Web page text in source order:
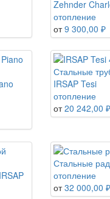
Zehnder
отопление
от 9 300,00 ₽
Стальные
IRSAP Tesi
отопление
от 20 242,00 ₽
Стальные
отопление
от 32 000,00 ₽